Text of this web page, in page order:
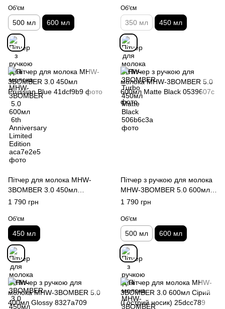
Об'єм
500 мл 600 мл
Об'єм
350 мл 450 мл
Пітчер для молока MHW-
3BOMBER 3.0 450мл
Prussian Blue
1 790 грн
Об'єм
450 мл
Пітчер з ручкою для молока
MHW-3BOMBER 5.0 600мл
Matte Black
1 790 грн
Об'єм
500 мл 600 мл